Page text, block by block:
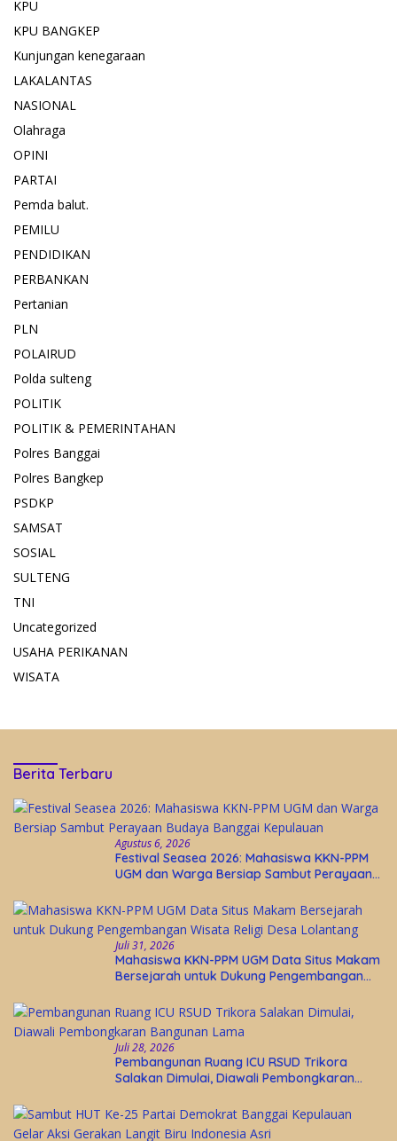
KPU
KPU BANGKEP
Kunjungan kenegaraan
LAKALANTAS
NASIONAL
Olahraga
OPINI
PARTAI
Pemda balut.
PEMILU
PENDIDIKAN
PERBANKAN
Pertanian
PLN
POLAIRUD
Polda sulteng
POLITIK
POLITIK & PEMERINTAHAN
Polres Banggai
Polres Bangkep
PSDKP
SAMSAT
SOSIAL
SULTENG
TNI
Uncategorized
USAHA PERIKANAN
WISATA
Berita Terbaru
Agustus 6, 2026
Festival Seasea 2026: Mahasiswa KKN-PPM
UGM dan Warga Bersiap Sambut Perayaan
Juli 31, 2026
Mahasiswa KKN-PPM UGM Data Situs Makam
Bersejarah untuk Dukung Pengembangan
Juli 28, 2026
Pembangunan Ruang ICU RSUD Trikora
Salakan Dimulai, Diawali Pembongkaran